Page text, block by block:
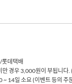
롯데택배
경우 3,000원이 부됩니다
~ 14일 소요 (이벤트 등의